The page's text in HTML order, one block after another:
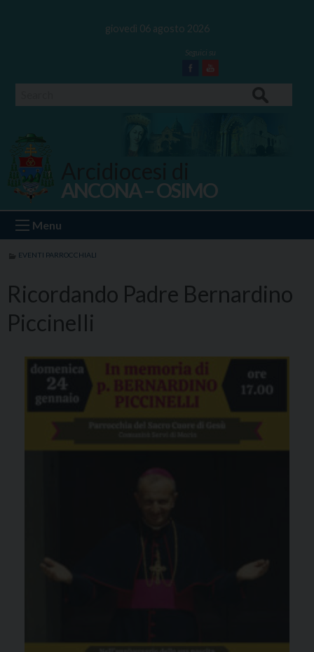
giovedì 06 agosto 2026
Facebook
Youtube
Ancona Osimo
ANCONA – OSIMO
Menu
EVENTI PARROCCHIALI
Ricordando Padre Bernardino
Piccinelli